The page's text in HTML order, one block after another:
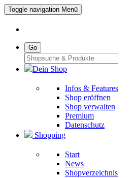
Toggle navigation Menü
Go
Dein Shop
Infos & Features
Shop eröffnen
Shop verwalten
Premium
Datenschutz
Shopping
Start
News
Shopverzeichnis